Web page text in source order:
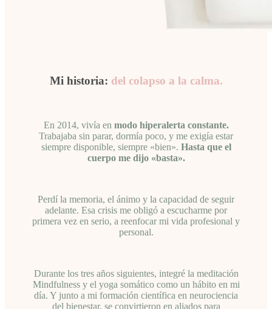
Mi historia: del colapso a la calma.
En 2014, vivía en modo hiperalerta constante.
Trabajaba sin parar, dormía poco, y me exigía estar
siempre disponible, siempre «bien». Hasta que el
cuerpo me dijo «basta».
Perdí la memoria, el ánimo y la capacidad de seguir
adelante. Esa crisis me obligó a escucharme por
primera vez en serio, a reenfocar mi vida profesional y
personal.
Durante los tres años siguientes, integré la meditación
Mindfulness y el yoga somático como un hábito en mi
día. Y junto a mi formación científica en neurociencia
del bienestar, se convirtieron en aliados para